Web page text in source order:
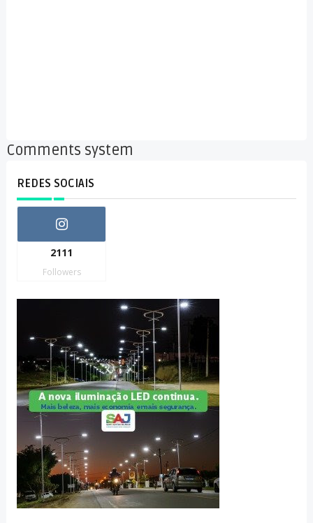
Comments system
REDES SOCIAIS
2111
Followers